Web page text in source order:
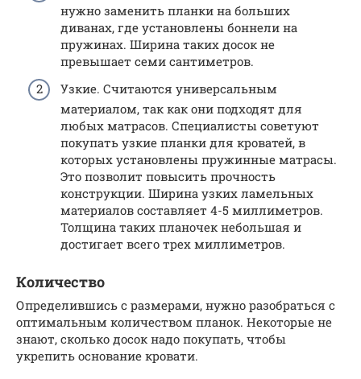
нужно заменить планки на больших
диванах, где установлены боннели на
пружинах. Ширина таких досок не
превышает семи сантиметров.
Узкие. Считаются универсальным
материалом, так как они подходят для
любых матрасов. Специалисты советуют
покупать узкие планки для кроватей, в
которых установлены пружинные матрасы.
Это позволит повысить прочность
конструкции. Ширина узких ламельных
материалов составляет 4-5 миллиметров.
Толщина таких планочек небольшая и
достигает всего трех миллиметров.
Количество
Определившись с размерами, нужно разобраться с
оптимальным количеством планок. Некоторые не
знают, сколько досок надо покупать, чтобы
укрепить основание кровати.